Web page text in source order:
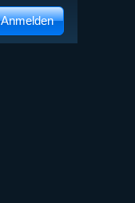
Anmelden